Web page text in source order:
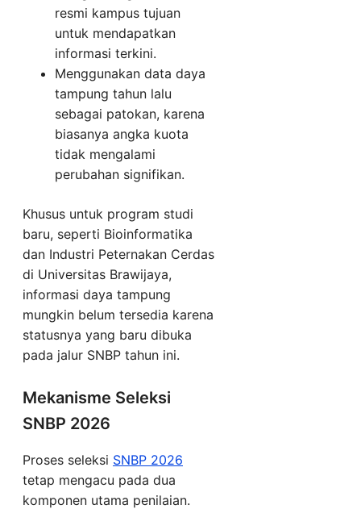
resmi kampus tujuan
untuk mendapatkan
informasi terkini.
Menggunakan data daya
tampung tahun lalu
sebagai patokan, karena
biasanya angka kuota
tidak mengalami
perubahan signifikan.
Khusus untuk program studi
baru, seperti Bioinformatika
dan Industri Peternakan Cerdas
di Universitas Brawijaya,
informasi daya tampung
mungkin belum tersedia karena
statusnya yang baru dibuka
pada jalur SNBP tahun ini.
Mekanisme Seleksi
SNBP 2026
Proses seleksi SNBP 2026
tetap mengacu pada dua
komponen utama penilaian.